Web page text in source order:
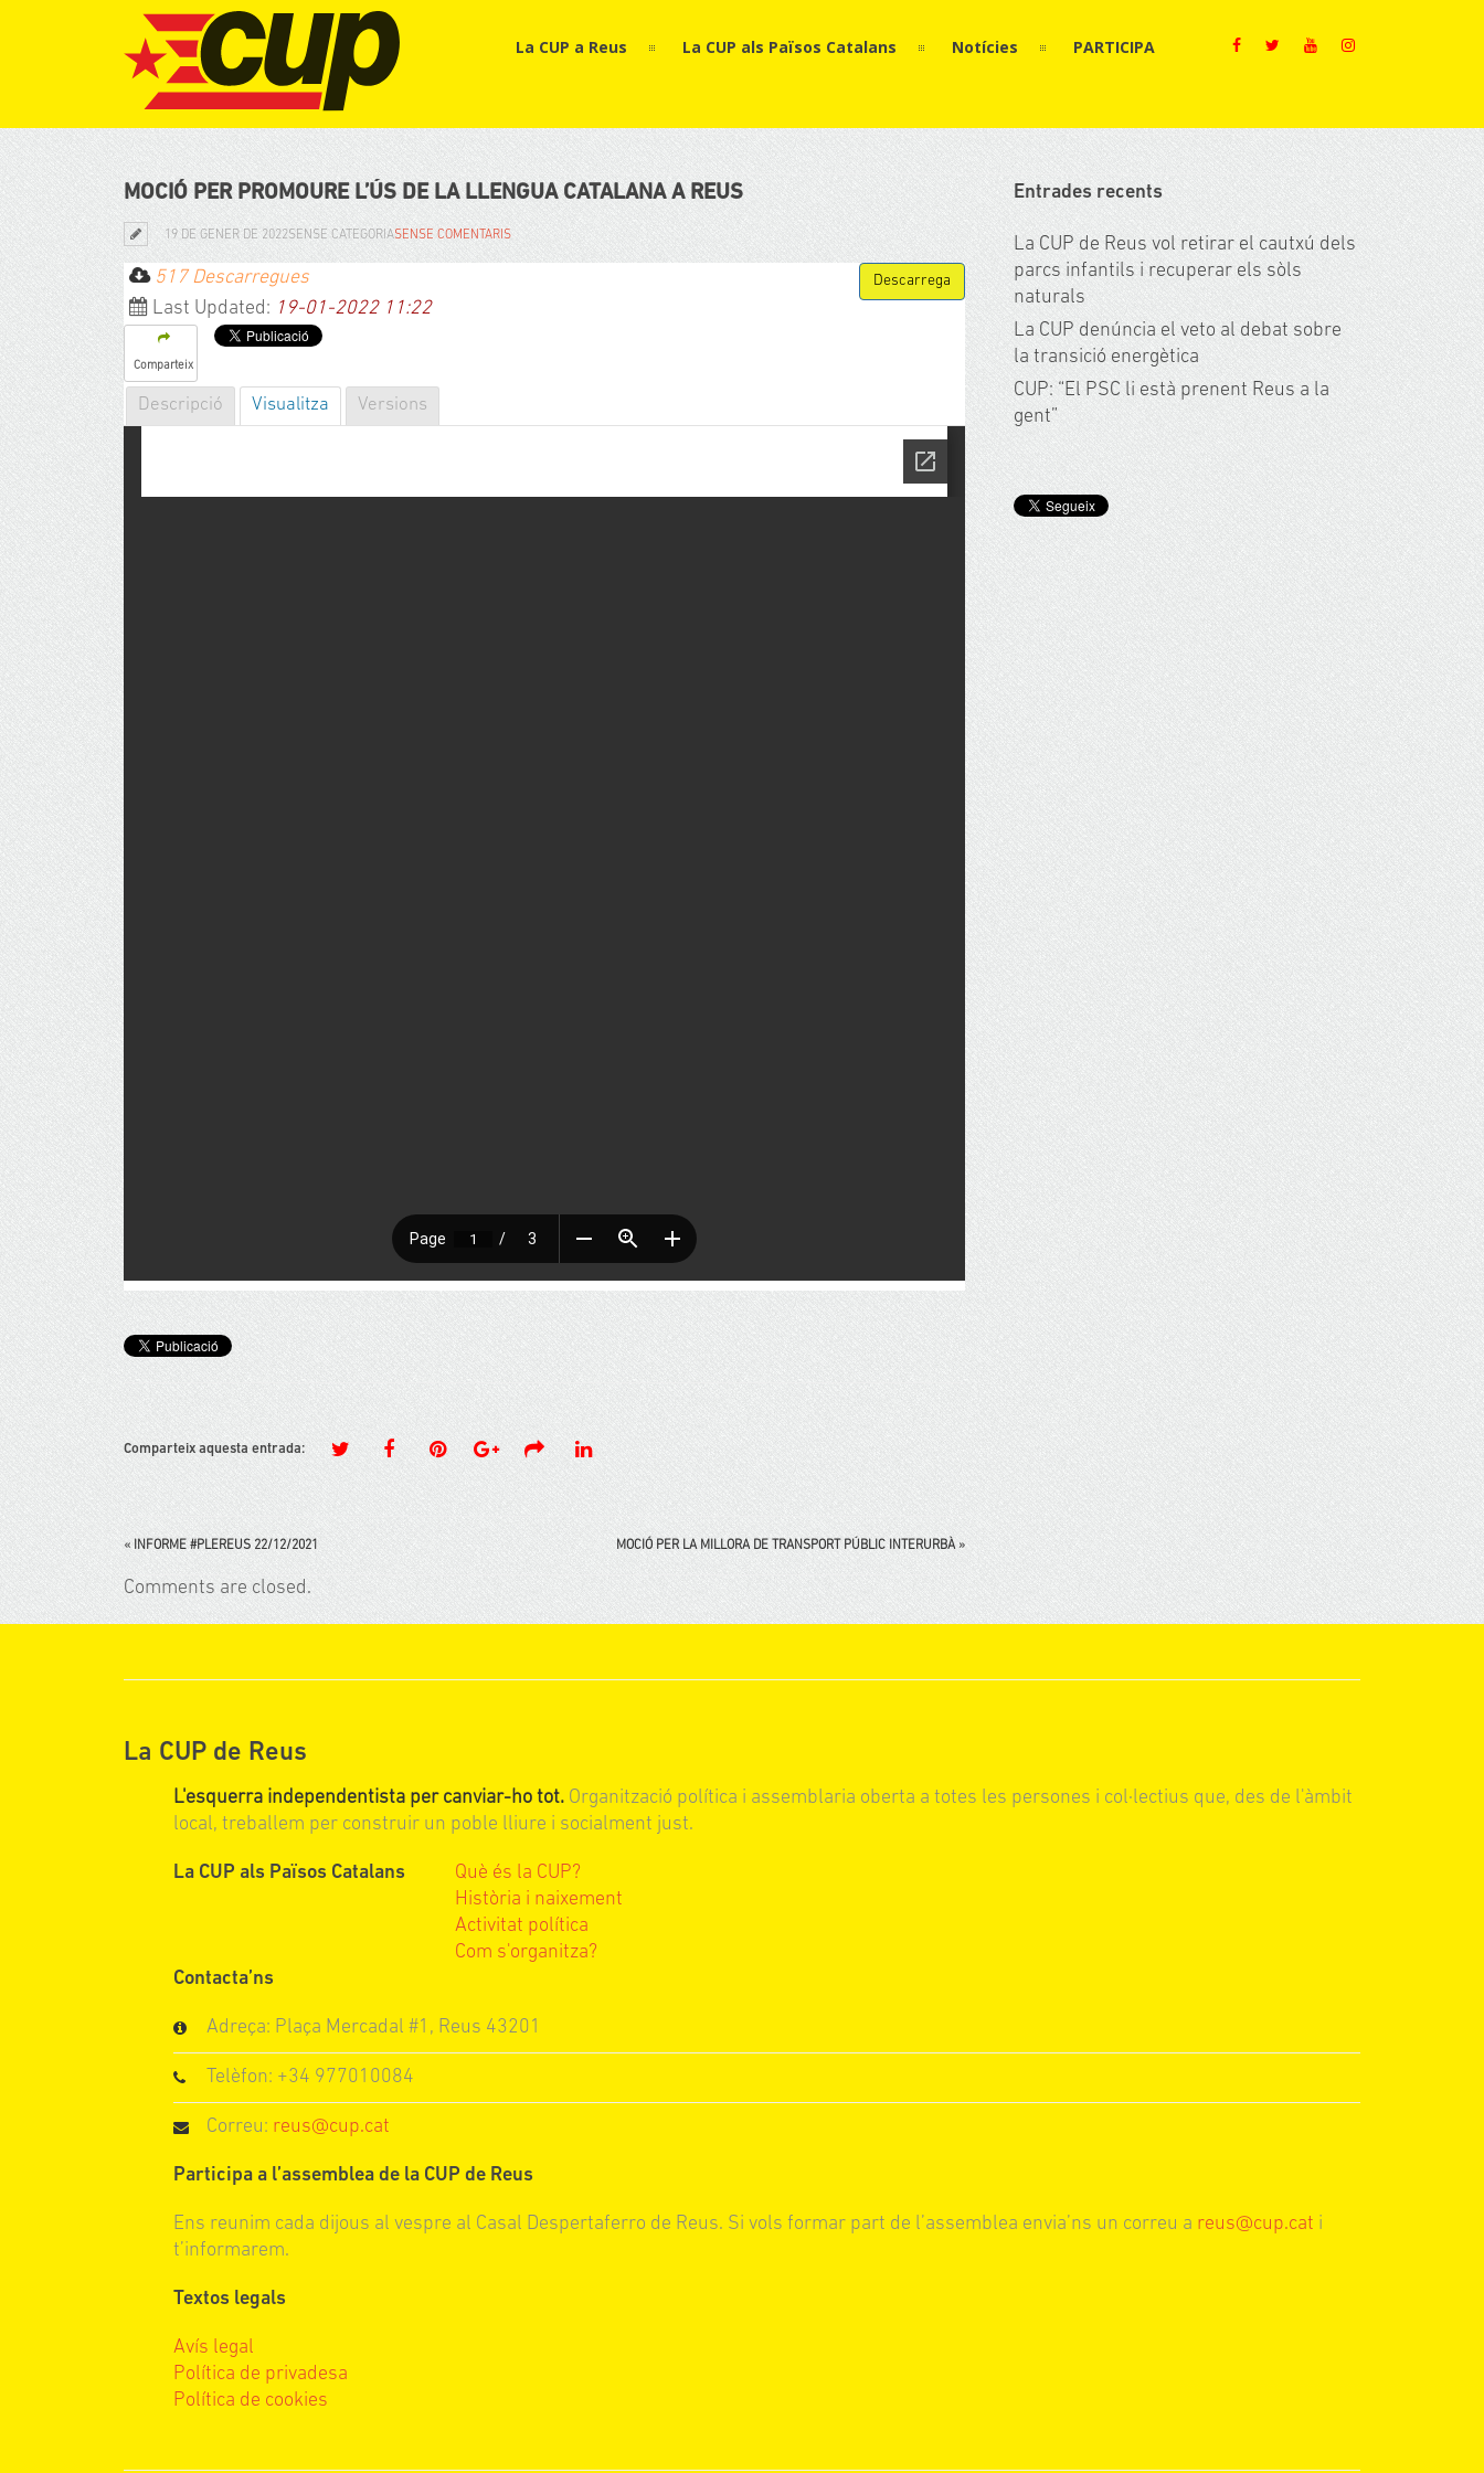
La CUP a Reus La CUP als Països Catalans Notícies PARTICIPA
MOCIÓ PER PROMOURE L’ÚS DE LA LLENGUA CATALANA A REUS
19 DE GENER DE 2022SENSE CATEGORIASENSE COMENTARIS
517 Descarregues
Last Updated: 19-01-2022 11:22
Comparteix
Descripció Visualitza Versions
Comparteix aquesta entrada:
« INFORME #PLEREUS 22/12/2021 MOCIÓ PER LA MILLORA DE TRANSPORT PÚBLIC INTERURBÀ»
Comments are closed.
Entrades recents
La CUP de Reus vol retirar el cautxú dels
parcs infantils i recuperar els sòls
naturals
La CUP denúncia el veto al debat sobre
la transició energètica
CUP: “El PSC li està prenent Reus a la
gent”
La CUP de Reus
L'esquerra independentista per canviar-ho tot.Organització política i assemblaria oberta a totes les persones i col·lectius que, des de l'àmbit
local, treballem per construir un poble lliure i socialment just.
La CUP als Països Catalans
Què és la CUP?
Història i naixement
Activitat política
Com s'organitza?
Contacta’ns
Adreça: Plaça Mercadal #1, Reus 43201
Telèfon: +34 977010084
Correu: reus@cup.cat
Participa a l’assemblea de la CUP de Reus
Ens reunim cada dijous al vespre al Casal Despertaferro de Reus. Si vols formar part de l’assemblea envia’ns un correu a reus@cup.cat i
t’informarem.
Textos legals
Avís legal
Política de privadesa
Política de cookies